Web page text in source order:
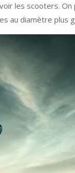
les scooters.
au diamètre plus